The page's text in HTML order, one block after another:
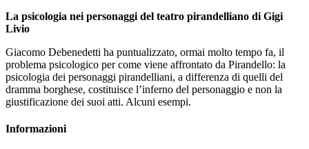
La psicologia nei personaggi del teatro pirandelliano di Gigi
Livio
Giacomo Debenedetti ha puntualizzato, ormai molto tempo fa, il
problema psicologico per come viene affrontato da Pirandello: la
psicologia dei personaggi pirandelliani, a differenza di quelli del
dramma borghese, costituisce l’inferno del personaggio e non la
giustificazione dei suoi atti. Alcuni esempi.
Informazioni